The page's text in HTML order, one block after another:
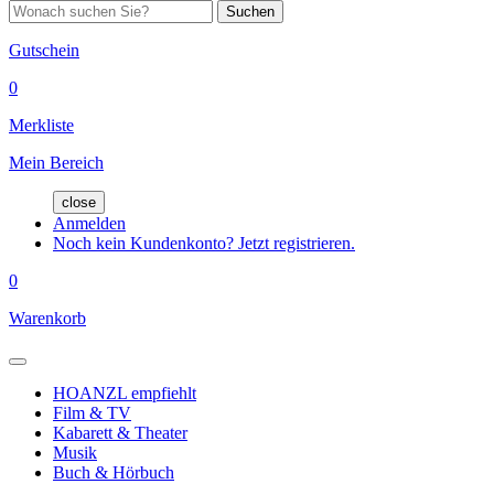
Suchen
Gutschein
0
Merkliste
Mein Bereich
close
Anmelden
Noch kein Kundenkonto? Jetzt registrieren.
0
Warenkorb
HOANZL empfiehlt
Film & TV
Kabarett & Theater
Musik
Buch & Hörbuch